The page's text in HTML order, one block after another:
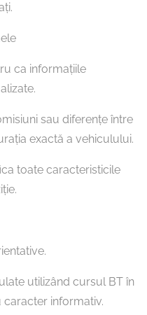
ca informațiile
sau diferențe între
exactă a vehiculului.
toate caracteristicile
utilizând cursul BT în
caracter informativ.